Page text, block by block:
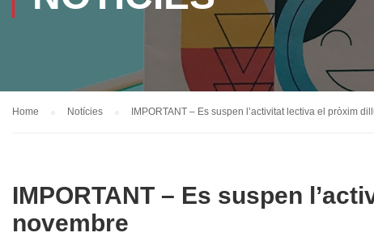
Home Notícies IMPORTANT – Es suspen l’activitat lectiva el pròxim
IMPORTANT – Es suspen
novembre